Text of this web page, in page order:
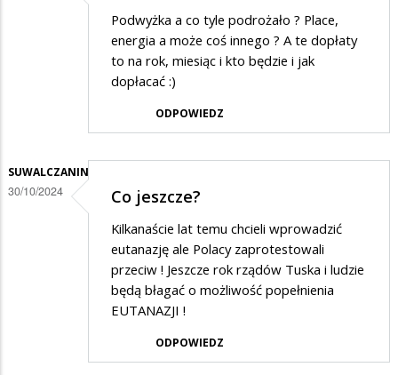
Podwyżka a co tyle podrożało ? Place,
energia a może coś innego ? A te dopłaty
to na rok, miesiąc i kto będzie i jak
dopłacać :)
ODPOWIEDZ
SUWALCZANIN
30/10/2024 Co jeszcze?
Kilkanaście lat temu chcieli wprowadzić
eutanazję ale Polacy zaprotestowali
przeciw ! Jeszcze rok rządów Tuska i ludzie
będą błagać o możliwość popełnienia
EUTANAZJI !
ODPOWIEDZ